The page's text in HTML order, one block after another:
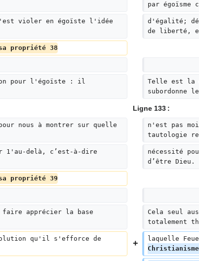
par égoïsme
violer en égoïste l'idée
d'égalité;
de liberté,
propriété 38
pour l'égoïste : il
Telle est la
subordonne
Ligne 133 :
nous à montrer sur quelle
n'est pas
tautologie
1'au-delà, c’est-à-dire
nécessité
d’être Dieu.
propriété 39
apprécier la base
Cela seul
totalement
qu'il s'efforce de
laquelle